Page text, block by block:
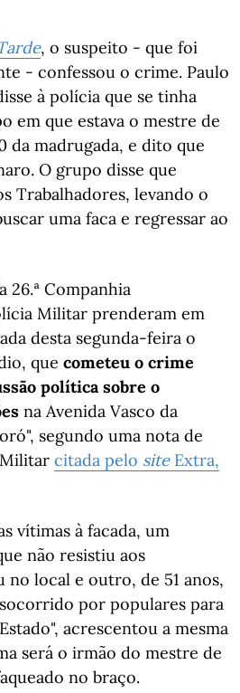
, o suspeito - que foi
- confessou o crime. Paulo
à polícia que se tinha
em que estava o mestre de
da madrugada, e dito que
O grupo disse que
Trabalhadores, levando o
uma faca e regressar ao
26.ª Companhia
Militar prenderam em
desta segunda-feira o
que cometeu o crime
política sobre o
na Avenida Vasco da
segundo uma nota de
citada pelo siteExtra,
vítimas à facada, um
não resistiu aos
local e outro, de 51 anos,
por populares para
acrescentou a mesma
será o irmão do mestre de
no braço.